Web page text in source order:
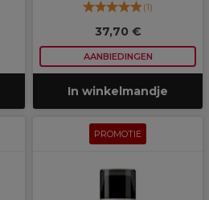
(1)
37,70 €
AANBIEDINGEN
In winkelmandje
PROMOTIE